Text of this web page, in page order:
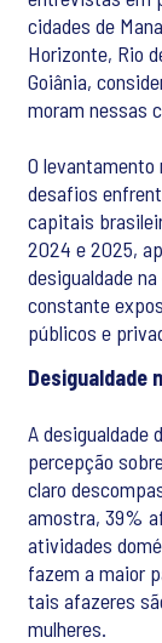
cidades de
Horizonte, Rio
Goiânia,
moram nessas
O levantamento
desafios
capitais
2024 e 2025,
desigualdade
constante
públicos e
Desigualdade
A desigualdade
percepção
claro
amostra, 39%
atividades
fazem a maior
tais afazeres
mulheres.